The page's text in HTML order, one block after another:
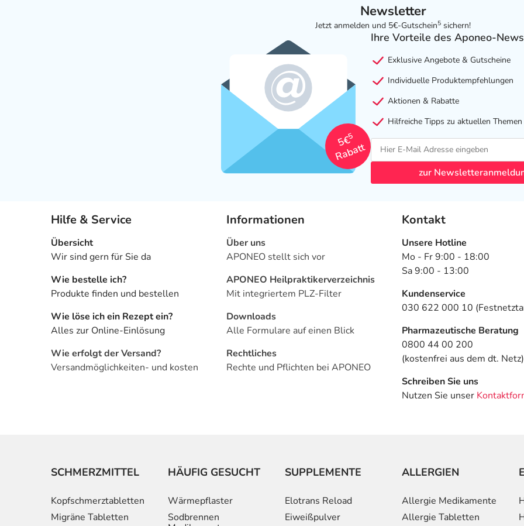
Newsletter
Jetzt anmelden und 5€-Gutschein5 sichern!
5€
5
Rabatt
Ihre Vorteile des Aponeo-
Exklusive Angebote & Gutscheine
Individuelle Produktempfehlungen
Aktionen & Rabatte
Hilfreiche Tipps zu aktuellen Themen
zur
Hilfe & Service
Übersicht
Wir sind gern für Sie da
Wie bestelle ich?
Produkte finden und bestellen
Wie löse ich ein Rezept ein?
Alles zur Online-Einlösung
Wie erfolgt der Versand?
Versandmöglichkeiten- und kosten
Informationen
Über uns
APONEO stellt sich vor
APONEO Heilpraktikerverzeichnis
Mit integriertem PLZ-Filter
Downloads
Alle Formulare auf einen Blick
Rechtliches
Rechte und Pflichten bei APONEO
Kontakt
Unsere Hotline
Mo - Fr 9:00 - 18:00
Sa 9:00 - 13:00
Kundenservice
030 622 000 10
Pharmazeutische Beratung
0800 44 00 200
(kostenfrei aus dem dt. Netz)
Schreiben Sie uns
Nutzen Sie unser
SCHMERZMITTEL
Kopfschmerztabletten
Migräne Tabletten
HÄUFIG GESUCHT
Wärmepflaster
Sodbrennen
SUPPLEMENTE
Elotrans Reload
Eiweißpulver
ALLERGIEN
Allergie Medikamente
Allergie Tabletten